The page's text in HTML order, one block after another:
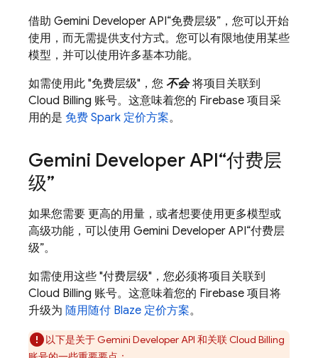
借助 Gemini Developer API“免费层级”，您可以开始
使用，而无需提供支付方式。您可以有限地使用某些
模型，并可以使用许多基本功能。
如需使用此 "免费层级"，您 不会将项目关联到
Cloud Billing 账号。这意味着您的 Firebase 项目采
用的是 免费 Spark 定价方案。
Gemini Developer API“付费层
级”
如果您需要 更高的用量，或者想要使用更多模型或
高级功能，可以使用 Gemini Developer API“付费层
级”。
如需使用这些 "付费层级"，您必须将项目关联到
Cloud Billing 账号。这意味着您的 Firebase 项目将
升级为 随用随付 Blaze 定价方案。
以下是关于Gemini Developer API 和关联 Cloud Billing